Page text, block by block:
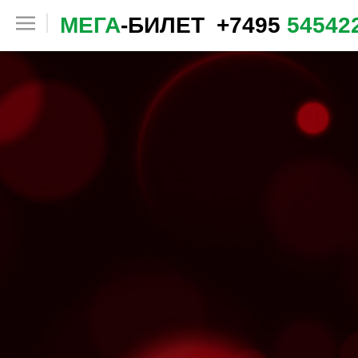
МЕГА-БИЛЕТ +7495